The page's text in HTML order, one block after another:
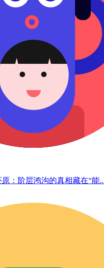
：阶层鸿沟的真相藏在“能